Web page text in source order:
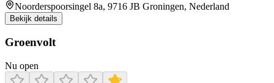
Noorderspoorsingel 8a, 9716 JB Groningen, Nederland
Bekijk details
Groenvolt
Nu open